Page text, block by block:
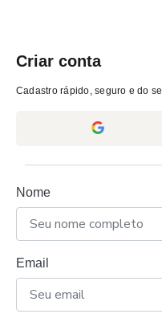
Criar conta
Cadastro rápido, seguro e do
Nome
Email